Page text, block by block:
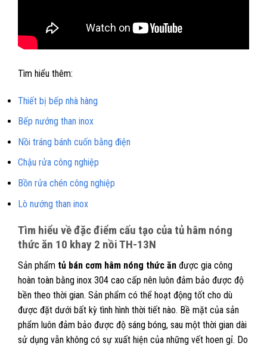
Tìm hiểu thêm:
Thiết bị bếp nhà hàng
Bếp nướng than inox
Nồi tráng bánh cuốn bằng điện
Chậu rửa công nghiệp
Bồn rửa chén công nghiệp
Lò nướng than inox
Tìm hiểu về đặc điểm cấu tạo của tủ hâm nóng
thức ăn 10 khay 2 nồi TH-13N
Sản phẩm tủ bán cơm hâm nóng thức ăn được gia công
hoàn toàn bằng inox 304 cao cấp nên luôn đảm bảo được độ
bền theo thời gian. Sản phẩm có thể hoạt động tốt cho dù
được đặt dưới bất kỳ tình hình thời tiết nào. Bề mặt của sản
phẩm luôn đảm bảo được độ sáng bóng, sau một thời gian dài
sử dụng vẫn không có sự xuất hiện của những vết hoen gỉ. Do